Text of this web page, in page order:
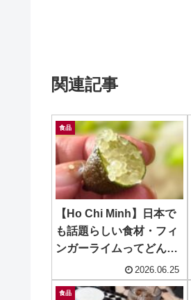
関連記事
食品
【Ho Chi Minh】日本で
も話題らしい食材・フィ
ンガーライムってどんな
もの？ ~ Finger Lime
2026.06.25
食品